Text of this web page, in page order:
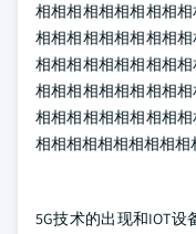
相相相相相相相相相
相相相相相相相相相
相相相相相相相相相
相相相相相相相相相
相相相相相相相相相
相相相相相相相相相相
5G技术的出现和IOT